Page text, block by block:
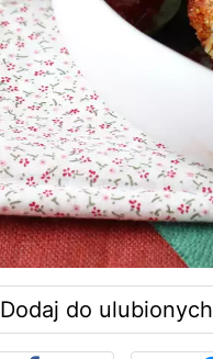
Dodaj do ulubionych